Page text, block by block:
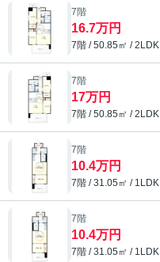
7階
16.7万円
7階 / 50.85㎡ / 2LDK
7階
17万円
7階 / 50.85㎡ / 2LDK
7階
10.4万円
7階 / 31.05㎡ / 1LDK
7階
10.4万円
7階 / 31.05㎡ / 1LDK